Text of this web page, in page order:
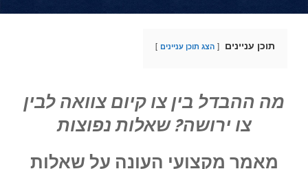
תוכן עניינים הצג תוכן עניינים
מה ההבדל בין צו קיום צוואה לבין
צו ירושה? שאלות נפוצות
מאמר מקצועי העונה על שאלות